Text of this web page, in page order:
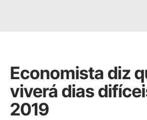
Economista diz
viverá dias
2019